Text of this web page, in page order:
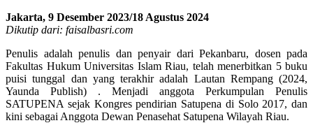
Jakarta, 9 Desember 2023/18 Agustus 2024
Dikutip dari: faisalbasri.com
Penulis adalah penulis dan penyair dari Pekanbaru, dosen pada
Fakultas Hukum Universitas Islam Riau, telah menerbitkan 5 buku
puisi tunggal dan yang terakhir adalah Lautan Rempang (2024,
Yaunda Publish) . Menjadi anggota Perkumpulan Penulis
SATUPENA sejak Kongres pendirian Satupena di Solo 2017, dan
kini sebagai Anggota Dewan Penasehat Satupena Wilayah Riau.